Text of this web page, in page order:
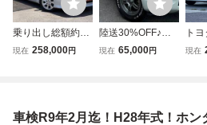
乗り出し総額約37
万円です H23年式
検査付き◆商品詳
現在 258,000円
陸送30%OFF♪検R
9年1月★ワンオ-
トヒ-タ-/クルコン/
現在 65,000円
ト
28年
現在
車検R9年2月迄！H28年式！ホン